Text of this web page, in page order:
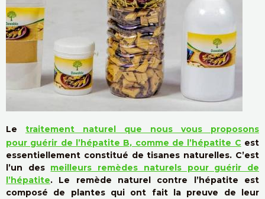
Le traitement naturel que nous vous proposons
pour guérir de l’hépatite B, comme de l’hépatite C est
essentiellement constitué de tisanes naturelles. C’est
l’un des meilleurs remèdes naturels pour guérir de
l’hépatite. Le remède naturel contre l’hépatite est
composé de plantes qui ont fait la preuve de leur